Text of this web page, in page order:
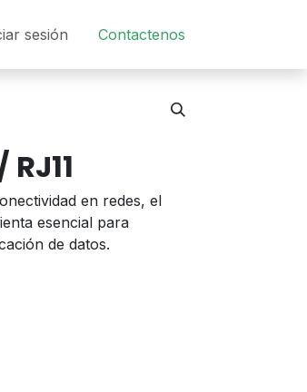
sesión Contact​en​os​
en redes, el
esencial para
de datos.